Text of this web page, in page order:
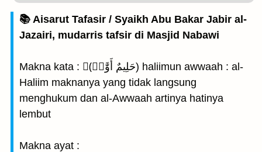
📚 Aisarut Tafasir / Syaikh Abu Bakar Jabir al-
Jazairi, mudarris tafsir di Masjid Nabawi
Makna kata : (َحَلِيمٌ أَوَّٰهٞ) haliimun awwaah : al-
Haliim maknanya yang tidak langsung
menghukum dan al-Awwaah artinya hatinya
lembut
Makna ayat :